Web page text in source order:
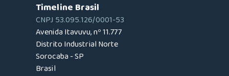
Timeline Brasil
CNPJ 53.095.126/0001-53
Avenida Itavuvu, nº 11.777
Distrito Industrial Norte
Sorocaba - SP
Brasil